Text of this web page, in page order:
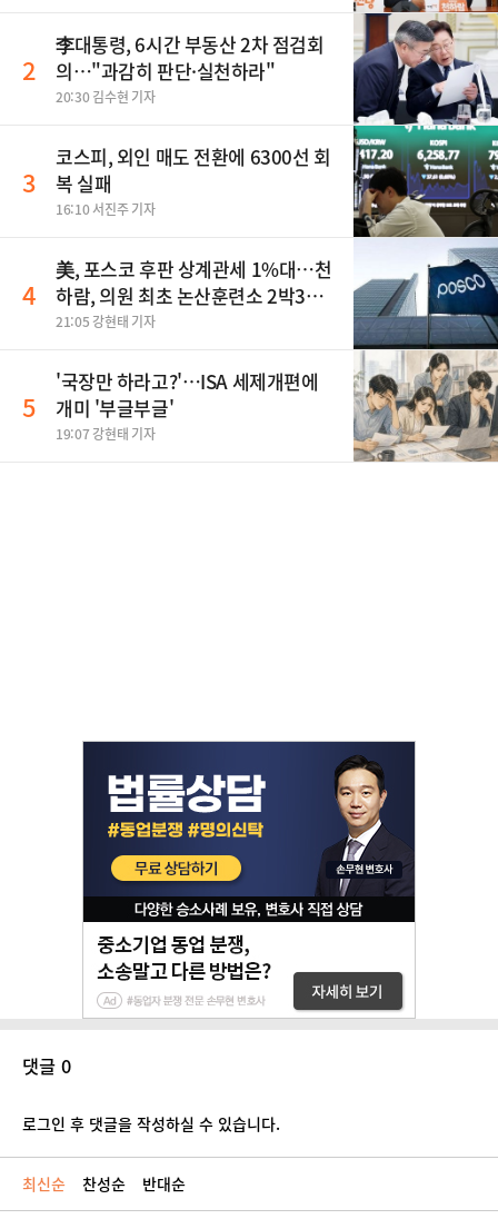
2
李대통령, 6시간 부동산 2차 점검회
의…"과감히 판단·실천하라"
20:30 김수현 기자
3
코스피, 외인 매도 전환에 6300선 회
복 실패
16:10 서진주 기자
4
美, 포스코 후판 상계관세 1%대…천
하람, 의원 최초 논산훈련소 2박3일
'입소'
21:05 강현태 기자
5
'국장만 하라고?'…ISA 세제개편에
개미 '부글부글'
19:07 강현태 기자
댓글 0
로그인 후 댓글을 작성하실 수 있습니다.
최신순 찬성순 반대순